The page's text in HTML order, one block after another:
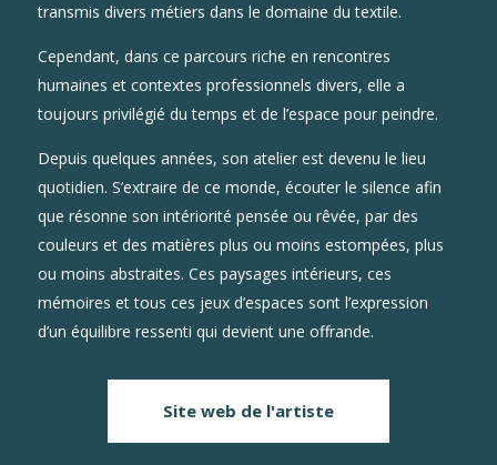
transmis divers métiers dans le domaine du textile.
Cependant, dans ce parcours riche en rencontres
humaines et contextes professionnels divers, elle a
toujours privilégié du temps et de l’espace pour peindre.
Depuis quelques années, son atelier est devenu le lieu
quotidien. S’extraire de ce monde, écouter le silence afin
que résonne son intériorité pensée ou rêvée, par des
couleurs et des matières plus ou moins estompées, plus
ou moins abstraites. Ces paysages intérieurs, ces
mémoires et tous ces jeux d’espaces sont l’expression
d’un équilibre ressenti qui devient une offrande.
Site web de l'artiste